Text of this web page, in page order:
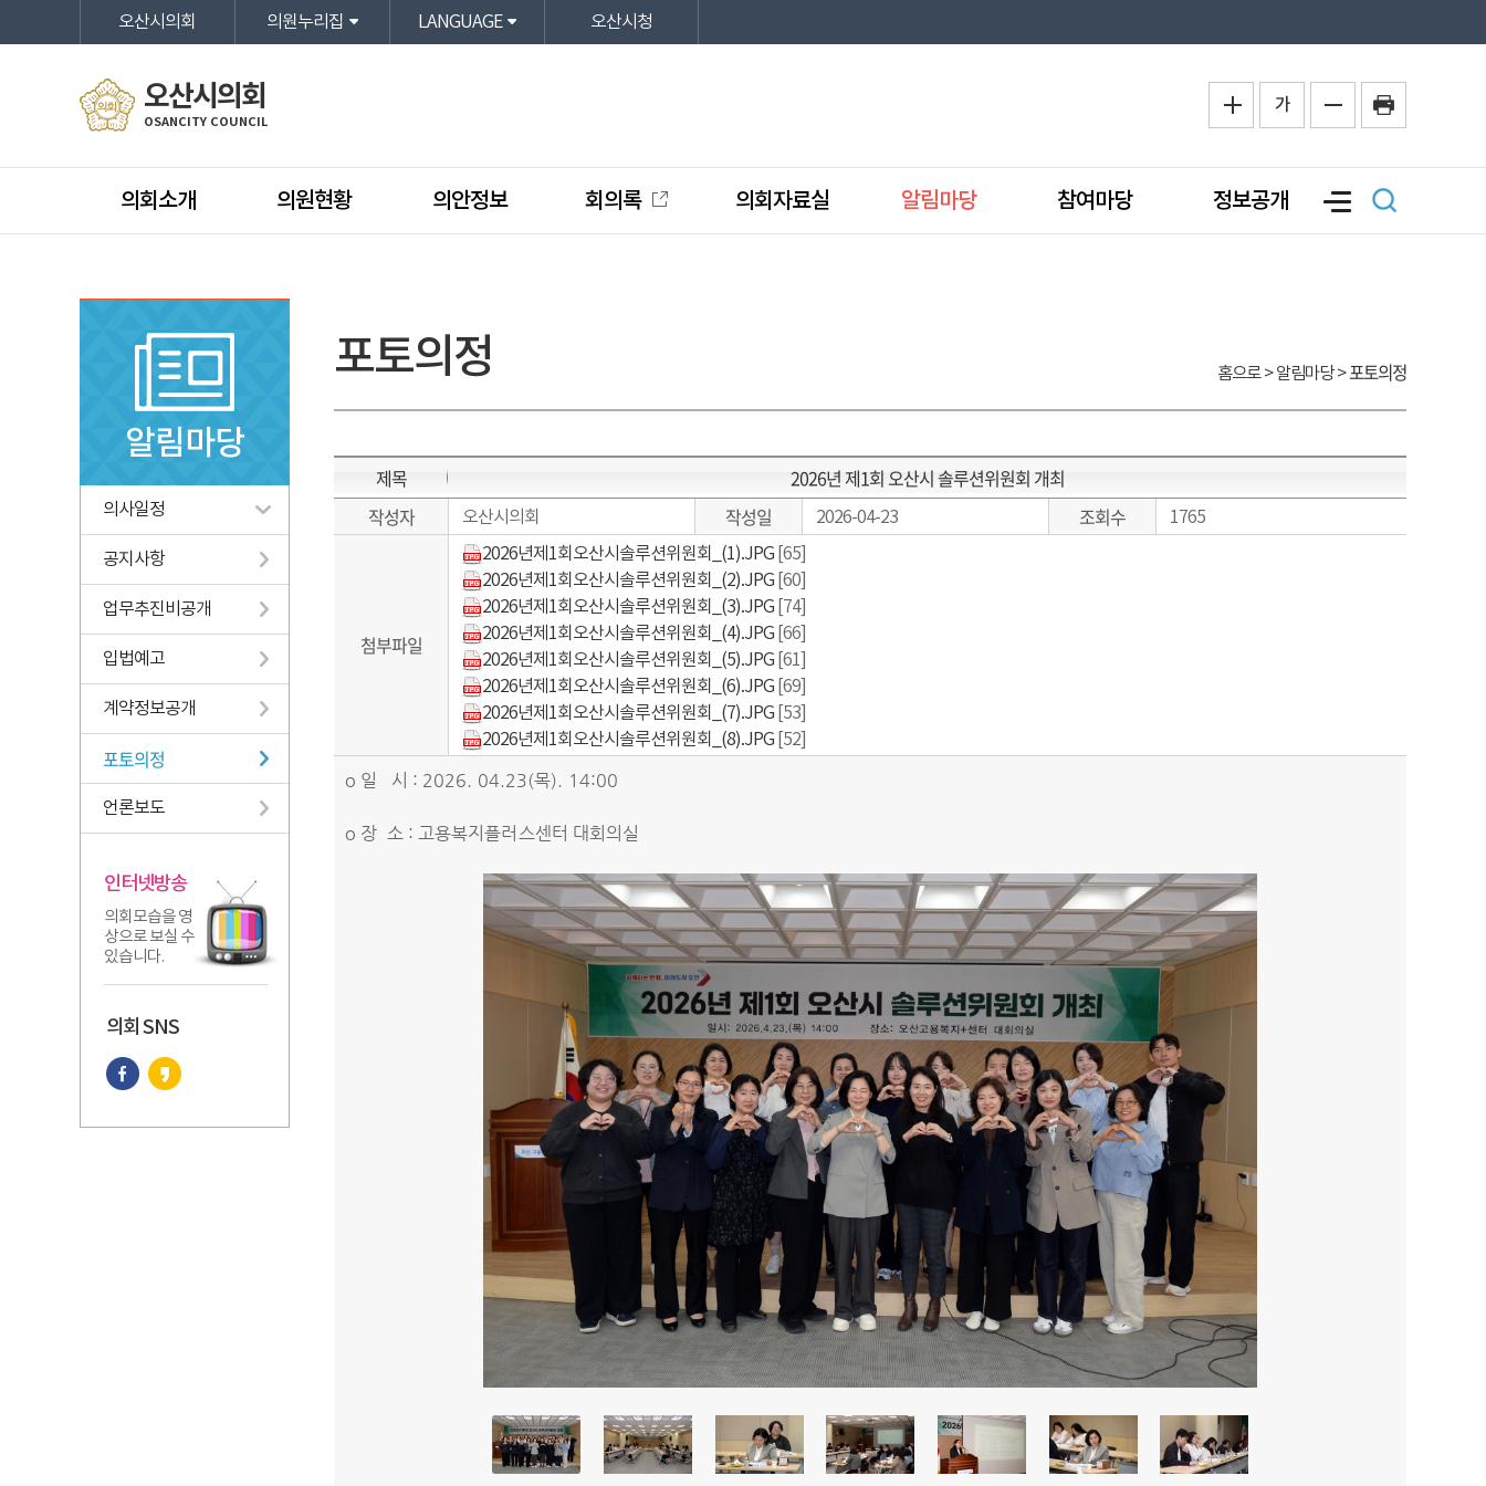
오산시의회 의원누리집 LANGUAGE 오산시청
오산시의회
OSANCITY COUNCIL
가
의회소개 의원현황 의안정보 회의록 의회자료실 알림마당 참여마당 정보공개
알림마당
의사일정
공지사항
업무추진비공개
입법예고
계약정보공개
포토의정
언론보도
인터넷방송
의회모습을 영
상으로 보실 수
있습니다.
의회 SNS
포토의정 홈으로> 알림마당 >포토의정
제목
2026년 제1회 오산시 솔루션위원회 개최
작성자
오산시의회 작성일 2026-04-23 조회수 1765
첨부파일
2026년제1회오산시솔루션위원회_(1).JPG [65]
2026년제1회오산시솔루션위원회_(2).JPG [60]
2026년제1회오산시솔루션위원회_(3).JPG [74]
2026년제1회오산시솔루션위원회_(4).JPG [66]
2026년제1회오산시솔루션위원회_(5).JPG [61]
2026년제1회오산시솔루션위원회_(6).JPG [69]
2026년제1회오산시솔루션위원회_(7).JPG [53]
2026년제1회오산시솔루션위원회_(8).JPG [52]
o 일 시 : 2026. 04.23(목). 14:00
o 장 소 : 고용복지플러스센터 대회의실